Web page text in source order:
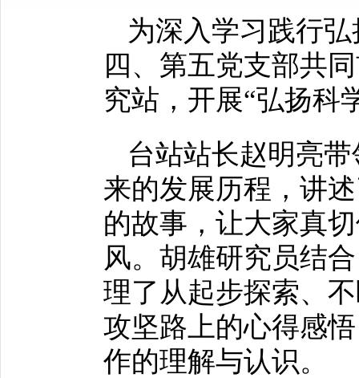
为深入学习践行
四、第五党支部共
究站，开展“弘扬科
台站站长赵明亮
来的发展历程，讲
的故事，让大家真
风。胡雄研究员结
理了从起步探索、
攻坚路上的心得感
作的理解与认识。